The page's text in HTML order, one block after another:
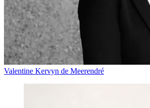
Valentine Kervyn de Meerendré